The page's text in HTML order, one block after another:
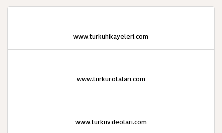
www.turkuhikayeleri.com
www.turkunotalari.com
www.turkuvideolari.com